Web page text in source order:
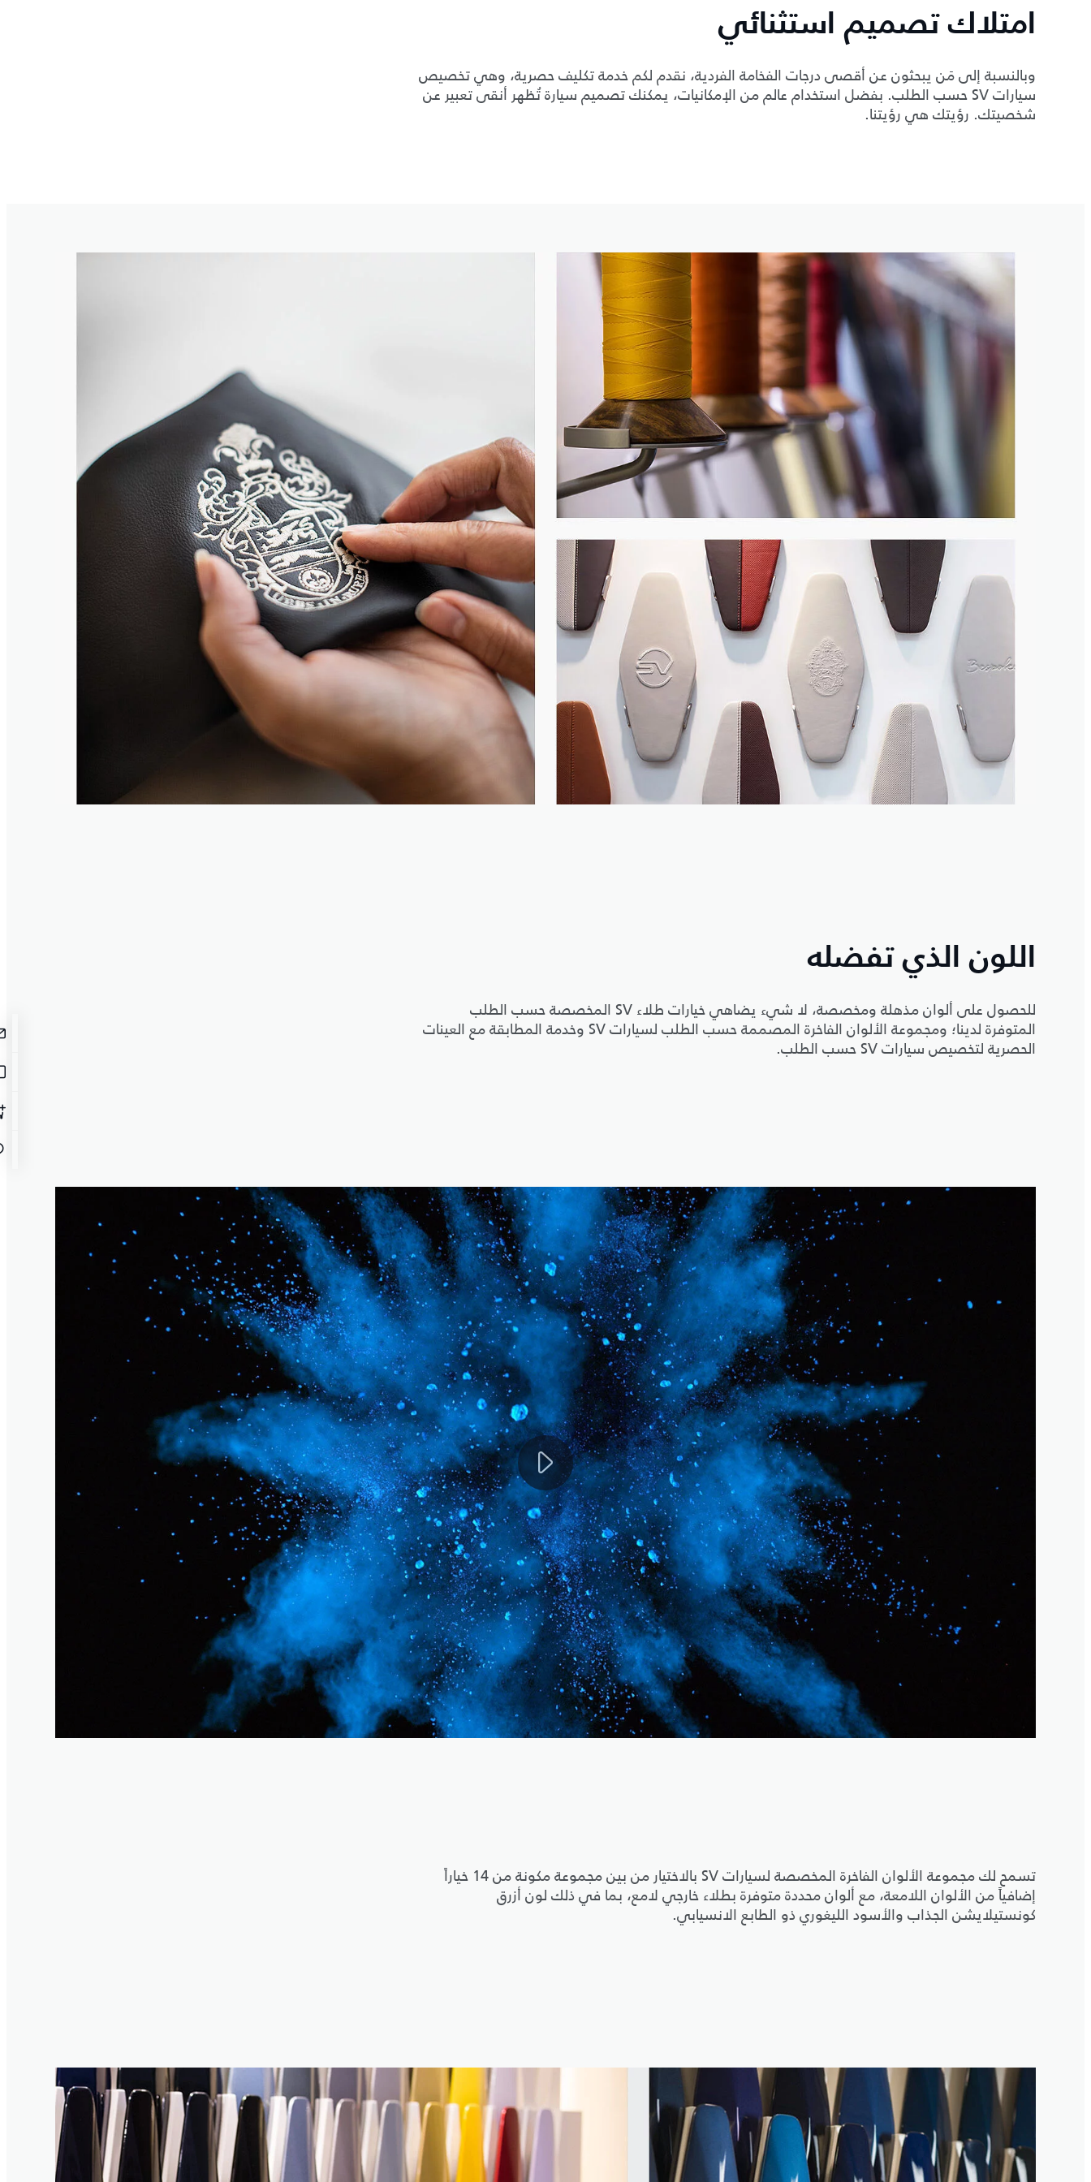
امتلاك تصميم استثنائي
وبالنسبة إلى مَن يبحثون عن أقصى درجات الفخامة الفردية، نقدم لكم خدمة تكليف حصرية، وهي تخصيص
سيارات SV حسب الطلب. بفضل استخدام عالم من الإمكانيات، يمكنك تصميم سيارة تُظهر أنقى تعبير عن
شخصيتك. رؤيتك هي رؤيتنا.
اللون الذي تفضله
للحصول على ألوان مذهلة ومخصصة، لا شيء يضاهي خيارات طلاء SV المخصصة حسب الطلب
المتوفرة لدينا؛ ومجموعة الألوان الفاخرة المصممة حسب الطلب لسيارات SV وخدمة المطابقة مع العينات
الحصرية لتخصيص سيارات SV حسب الطلب.
تسمح لك مجموعة الألوان الفاخرة المخصصة لسيارات SV بالاختيار من بين مجموعة مكونة من 14 خياراً
إضافياً من الألوان اللامعة، مع ألوان محددة متوفرة بطلاء خارجي لامع، بما في ذلك لون أزرق
كونستيلايشن الجذاب والأسود الليغوري ذو الطابع الانسيابي.